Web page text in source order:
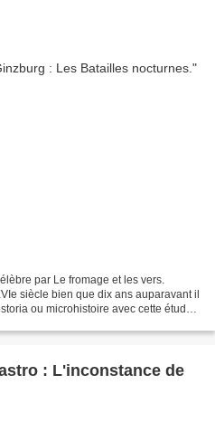
par Le fromage et les vers.
siècle bien que dix ans auparavant il
ou microhistoire avec cette étude
: L'inconstance de